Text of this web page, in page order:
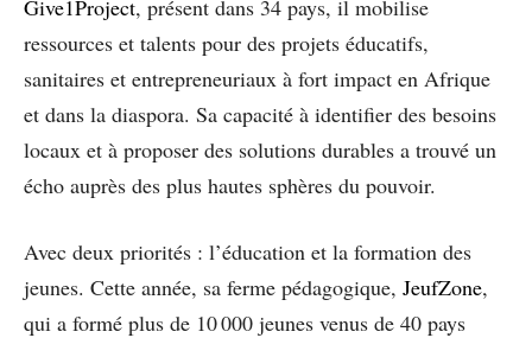
Give1Project, présent dans 34 pays, il mobilise
ressources et talents pour des projets éducatifs,
sanitaires et entrepreneuriaux à fort impact en Afrique
et dans la diaspora. Sa capacité à identifier des besoins
locaux et à proposer des solutions durables a trouvé un
écho auprès des plus hautes sphères du pouvoir.
Avec deux priorités : l’éducation et la formation des
jeunes. Cette année, sa ferme pédagogique, JeufZone,
qui a formé plus de 10 000 jeunes venus de 40 pays